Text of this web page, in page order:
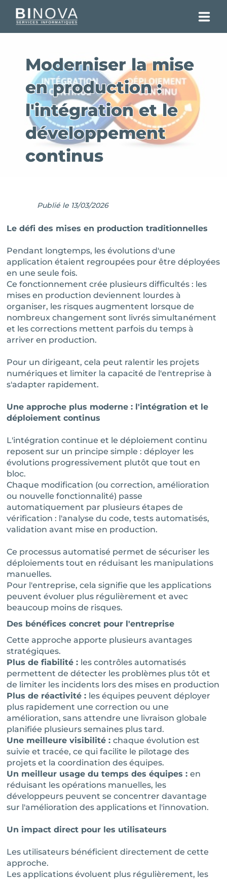
RÉALISATIONS
CLIENTS
ENTREPRISE
ENGAGEMENTS
Moderniser la mise
en production :
l'intégration et le
développement
continus
Publié le 13/03/2026
Le défi des mises en production traditionnelles
Pendant longtemps, les évolutions d'une
application étaient regroupées pour être déployées
en une seule fois.
Ce fonctionnement crée plusieurs difficultés : les
mises en production deviennent lourdes à
organiser, les risques augmentent lorsque de
nombreux changement sont livrés simultanément
et les corrections mettent parfois du temps à
arriver en production.
Pour un dirigeant, cela peut ralentir les projets
numériques et limiter la capacité de l'entreprise à
s'adapter rapidement.
Une approche plus moderne : l'intégration et le
déploiement continus
L'intégration continue et le déploiement continu
reposent sur un principe simple : déployer les
évolutions progressivement plutôt que tout en
bloc.
Chaque modification (ou correction, amélioration
ou nouvelle fonctionnalité) passe
automatiquement par plusieurs étapes de
vérification : l'analyse du code, tests automatisés,
validation avant mise en production.
Ce processus automatisé permet de sécuriser les
déploiements tout en réduisant les manipulations
manuelles.
Pour l'entreprise, cela signifie que les applications
peuvent évoluer plus régulièrement et avec
beaucoup moins de risques.
Des bénéfices concret pour l'entreprise
Cette approche apporte plusieurs avantages
stratégiques.
Plus de fiabilité : les contrôles automatisés
permettent de détecter les problèmes plus tôt et
de limiter les incidents lors des mises en production
Plus de réactivité : les équipes peuvent déployer
plus rapidement une correction ou une
amélioration, sans attendre une livraison globale
planifiée plusieurs semaines plus tard.
Une meilleure visibilité :chaque évolution est
suivie et tracée, ce qui facilite le pilotage des
projets et la coordination des équipes.
Un meilleur usage du temps des équipes :en
réduisant les opérations manuelles, les
développeurs peuvent se concentrer davantage
sur l'amélioration des applications et l'innovation.
Un impact direct pour les utilisateurs
Les utilisateurs bénéficient directement de cette
approche.
Les applications évoluent plus régulièrement, les